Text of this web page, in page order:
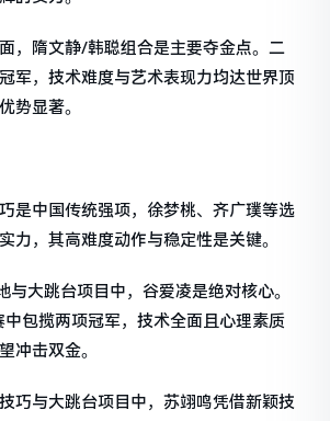
，隋文静/韩聪组合是主要夺金点。二
军，技术难度与艺术表现力均达世界顶
势显著。
是中国传统强项，徐梦桃、齐广璞等选
力，其高难度动作与稳定性是关键。
与大跳台项目中，谷爱凌是绝对核心。
包揽两项冠军，技术全面且心理素质
冲击双金。
巧与大跳台项目中，苏翊鸣凭借新颖技